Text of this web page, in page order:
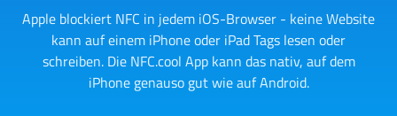
Apple blockiert NFC in jedem iOS-Browser - keine Website
kann auf einem iPhone oder iPad Tags lesen oder
schreiben. Die NFC.cool App kann das nativ, auf dem
iPhone genauso gut wie auf Android.